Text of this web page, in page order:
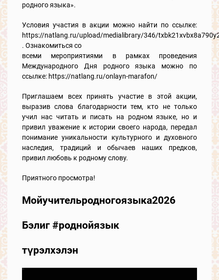
родного языка».
Условия участия в акции можно найти по ссылке:
https://natlang.ru/upload/medialibrary/346/
. Ознакомиться со
всеми мероприятиями в рамках проведения
Международного Дня родного языка можно по
ссылке: https://natlang.ru/onlayn-marafon/
Приглашаем всех принять участие в этой акции,
выразив слова благодарности тем, кто не только
учил нас читать и писать на родном языке, но и
привил уважение к истории своего народа, передал
понимание уникальности культурного и духовного
наследия, традиций и обычаев наших предков,
привил любовь к родному слову.
Приятного просмотра!
Мойучительродногоязыка2026
Бэлиг #роднойязык
түрэлхэлэн